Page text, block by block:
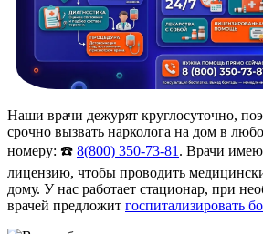
Наши врачи дежурят круглосуточно,
срочно вызвать нарколога на дом в
номеру: ☎️ 8(800) 350-73-81 . Врачи
лицензию, чтобы проводить
дому. У нас работает стационар, при
врачей предложит госпитализировать